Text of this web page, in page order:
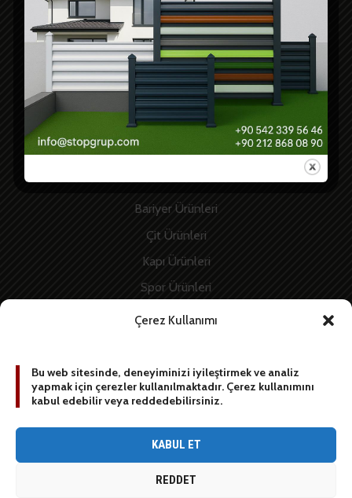
Çerez Kullanımı
Bu web sitesinde, deneyiminizi iyileştirmek ve analiz
yapmak için çerezler kullanılmaktadır. Çerez kullanımını
kabul edebilir veya reddedebilirsiniz.
KABUL ET
REDDET
Anasayfa
Ürünler
S.S.S
Projeler
İletişim
Bariyer Ürünleri
Çit Ürünleri
Kapı Ürünleri
Spor Ürünleri
İnşaat Ürünleri
BİZE YAZIN
[contact-form-7 id=”1887″ title=”Sidebar contact form”]